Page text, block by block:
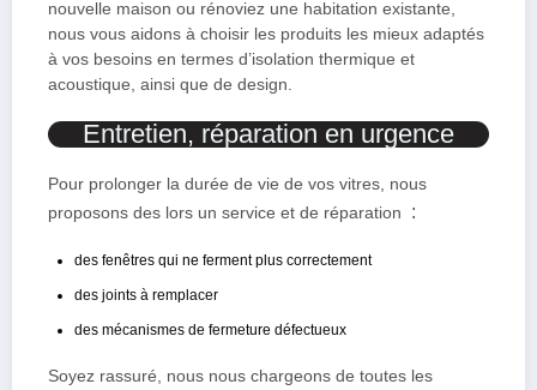
nouvelle maison ou rénoviez une habitation existante,
nous vous aidons à choisir les produits les mieux adaptés
à vos besoins en termes d’isolation thermique et
acoustique, ainsi que de design.
Entretien, réparation en urgence
Pour prolonger la durée de vie de vos vitres, nous
proposons des lors un service et de réparation
:
des fenêtres qui ne ferment plus correctement
des joints à remplacer
des mécanismes de fermeture défectueux
Soyez rassuré, nous nous chargeons de toutes les